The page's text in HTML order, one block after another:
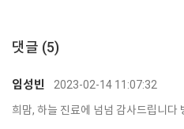
댓글 (5)
임성빈
2023-02-14 11:07:32
희맘, 하늘 진료에 넘넘 감사드립니다